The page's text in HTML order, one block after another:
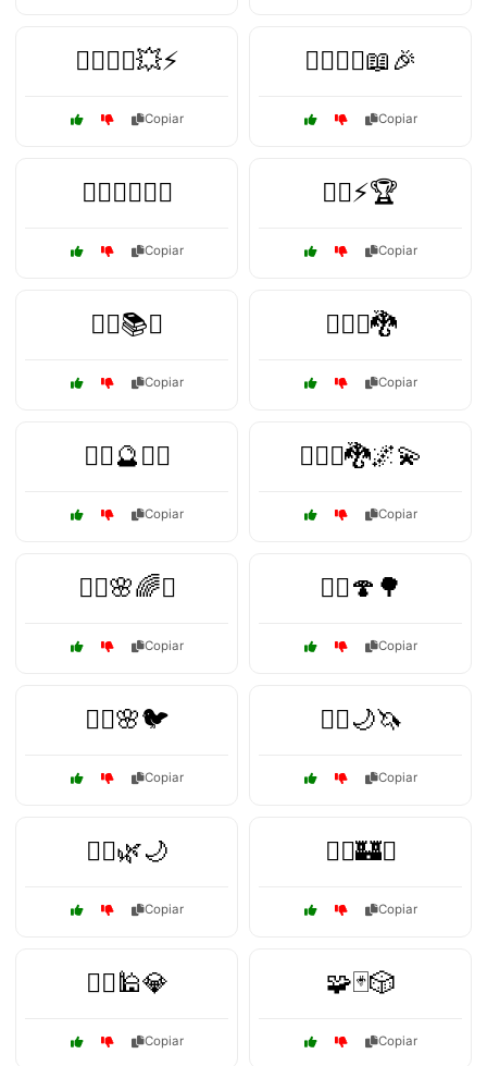
🦸‍♂️🦸‍♀️💥⚡
Copiar
🦸‍♂️🦸‍♀️📖🎉
Copiar
🦸‍♂️🦸‍♀️🕵️‍♂️
Copiar
🦸‍♂️⚡🏆
Copiar
🧙‍♀️📚⚔️
Copiar
🧙‍♀️⚔️🐉
Copiar
🧙‍♂️🔮🧝‍♂️
Copiar
🧙‍♂️⚔️🐉🌌💫
Copiar
🧚‍♀️🌸🌈✨
Copiar
🧚‍♀️🍄🌳
Copiar
🧚‍♂️🌸🐦
Copiar
🧝‍♀️🌙🦄
Copiar
🧝‍♂️🌿🌙
Copiar
🧝‍♂️🏰⚔️
Copiar
🧞‍♂️🕌💎
Copiar
🧩🃏🎲
Copiar